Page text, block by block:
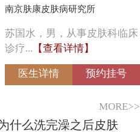
南京肤康皮肤病研究所
苏国水，男，从事皮肤科临床
诊疗... 【查看详情】
医生详情 预约挂号
MORE>>
什么洗完澡之后皮肤